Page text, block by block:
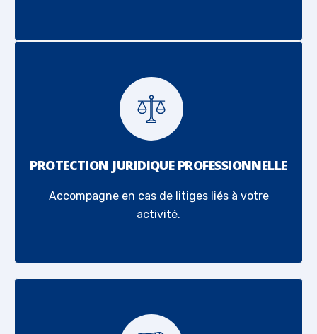
PROTECTION JURIDIQUE PROFESSIONNELLE
Accompagne en cas de litiges liés à votre
activité.